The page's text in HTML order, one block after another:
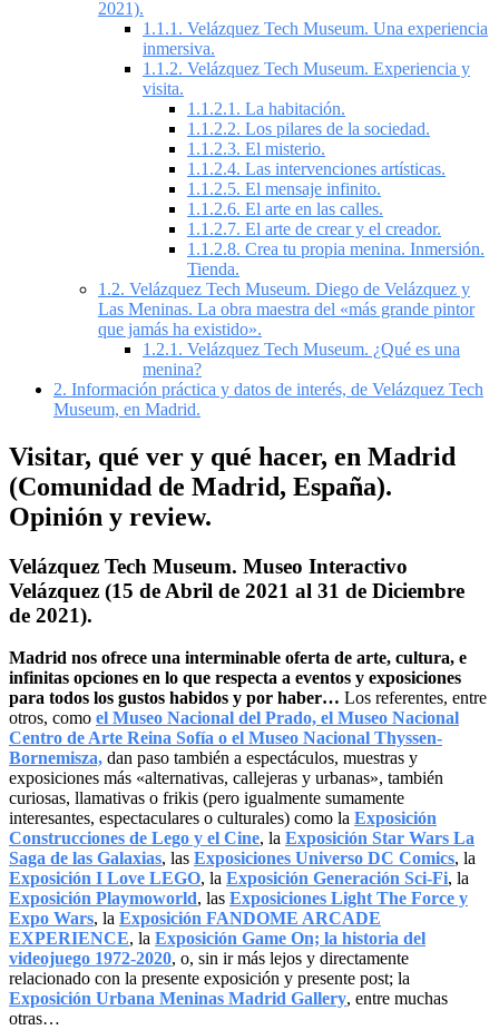
2021).
1.1.1. Velázquez Tech Museum. Una experiencia
inmersiva.
1.1.2. Velázquez Tech Museum. Experiencia y
visita.
1.1.2.1. La habitación.
1.1.2.2. Los pilares de la sociedad.
1.1.2.3. El misterio.
1.1.2.4. Las intervenciones artísticas.
1.1.2.5. El mensaje infinito.
1.1.2.6. El arte en las calles.
1.1.2.7. El arte de crear y el creador.
1.1.2.8. Crea tu propia menina. Inmersión.
Tienda.
1.2. Velázquez Tech Museum. Diego de Velázquez y
Las Meninas. La obra maestra del «más grande pintor
que jamás ha existido».
1.2.1. Velázquez Tech Museum. ¿Qué es una
menina?
2. Información práctica y datos de interés, de Velázquez Tech
Museum, en Madrid.
Visitar, qué ver y qué hacer, en Madrid
(Comunidad de Madrid, España).
Opinión y review.
Velázquez Tech Museum. Museo Interactivo
Velázquez (15 de Abril de 2021 al 31 de Diciembre
de 2021).
Madrid nos ofrece una interminable oferta de arte, cultura, e
infinitas opciones en lo que respecta a eventos y exposiciones
para todos los gustos habidos y por haber… Los referentes, entre
otros, como el Museo Nacional del Prado, el Museo Nacional
Centro de Arte Reina Sofía o el Museo Nacional Thyssen-
Bornemisza, dan paso también a espectáculos, muestras y
exposiciones más «alternativas, callejeras y urbanas», también
curiosas, llamativas o frikis (pero igualmente sumamente
interesantes, espectaculares o culturales) como la Exposición
Construcciones de Lego y el Cine, la Exposición Star Wars La
Saga de las Galaxias, las Exposiciones Universo DC Comics, la
Exposición I Love LEGO, la Exposición Generación Sci-Fi, la
Exposición Playmoworld, las Exposiciones Light The Force y
Expo Wars, la Exposición FANDOME ARCADE
EXPERIENCE, la Exposición Game On; la historia del
videojuego 1972-2020, o, sin ir más lejos y directamente
relacionado con la presente exposición y presente post; la
Exposición Urbana Meninas Madrid Gallery, ​entre muchas
otras…